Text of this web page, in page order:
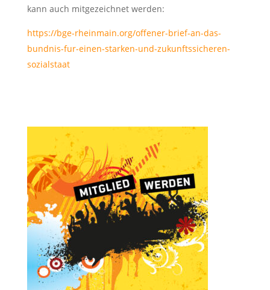
kann auch mitgezeichnet werden:
https://bge-rheinmain.org/offener-brief-an-das-
bundnis-fur-einen-starken-und-zukunftssicheren-
sozialstaat